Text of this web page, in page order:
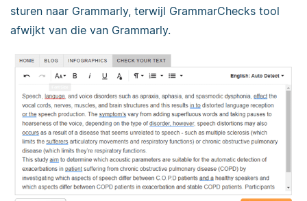
sturen naar Grammarly, terwijl GrammarChecks tool
afwijkt van die van Grammarly.